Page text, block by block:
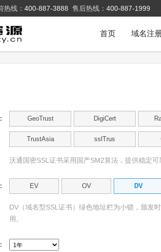
热线： 400-887-3888 售后热线： 400-887-1999
域名注
首页
GeoTrust DigiCert
TrustAsia sslTrus
沃通国密SSL证书采用国产SM2算法，提供稳定可
EV OV DV
DV（域名型SSL证书）绿色地址栏为小锁，颁发
用。